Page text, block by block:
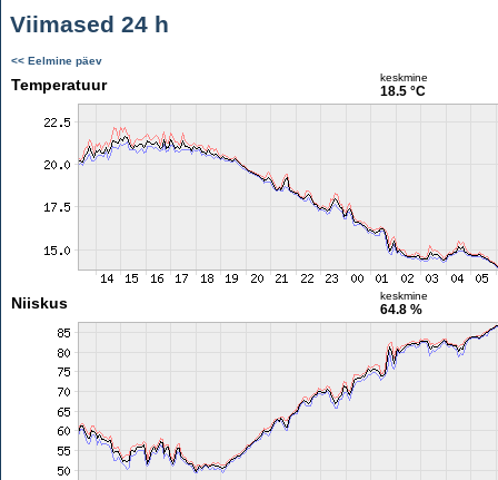
Viimased 24 h
<< Eelmine päev
Temperatuur keskmine
18.5 °C
Niiskus keskmine
64.8 %